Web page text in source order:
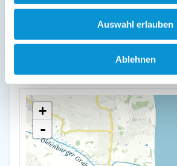
Auswahl erlauben
Ablehnen
Lage & Adresse des Objektes
FeWo Kleine Flucht
23746 Kellenhusen
+
-